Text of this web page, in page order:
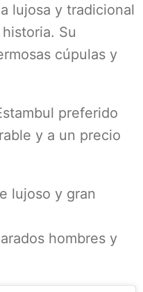
lujosa y tradicional
Su
cúpulas y
preferido
y a un precio
lujoso y gran
hombres y